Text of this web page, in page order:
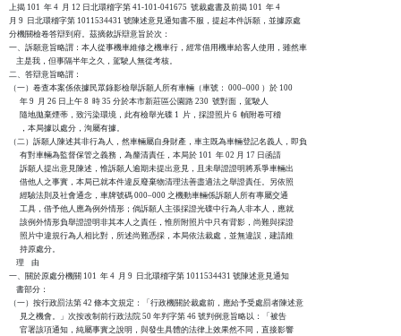
上揭 101  年 4  月 12 日北環稽字第 41-101-041675  號裁處書及前揭 101  年 4
月 9  日北環稽字第 1011534431 號陳述意見通知書不服，提起本件訴願，並據原處
分機關檢卷答辯到府。茲摘敘訴辯意旨於次：
一、訴願意旨略謂：本人從事機車維修之機車行，經常借用機車給客人使用，雖然車
    主是我，但事隔半年之久，駕駛人無從考核。
二、答辯意旨略謂：
（一）卷查本案係依據民眾錄影檢舉訴願人所有車輛（車號： 000–000 ）於 100
      年 9  月 26 日上午 8  時 35 分於本市新莊區公園路 230  號對面，駕駛人
      隨地拋棄煙蒂，致污染環境，此有檢舉光碟 1  片，採證照片 6  幀附卷可稽
      ，本局據以處分，洵屬有據。
（二）訴願人陳述其非行為人，然車輛屬自身財產，車主既為車輛登記名義人，即負
      有對車輛為監督保管之義務，為釐清責任，本局於 101  年 02 月 17 日函請
      訴願人提出意見陳述，惟訴願人逾期未提出意見，且未舉證證明將系爭車輛出
      借他人之事實，本局已就本件違反廢棄物清理法善盡適法之舉證責任。另依照
      經驗法則及社會通念，車牌號碼 000–000 之機動車輛係訴願人所有專屬交通
      工具，借予他人應為例外情形；倘訴願人主張採證光碟中行為人非本人，應就
      該例外情形負舉證證明非其本人之責任，惟所附照片中只有背影，尚難與採證
      照片中違規行為人相比對，所述尚難憑採，本局依法裁處，並無違誤，建請維
      持原處分。
    理    由
一、關於原處分機關 101  年 4  月 9  日北環稽字第 1011534431 號陳述意見通知
    書部分：
（一）按行政罰法第 42 條本文規定：「行政機關於裁處前，應給予受處罰者陳述意
      見之機會。」次按改制前行政法院 50 年判字第 46 號判例意旨略以：「被告
      官署該項通知，純屬事實之說明，與發生具體的法律上效果然不同，直接影響